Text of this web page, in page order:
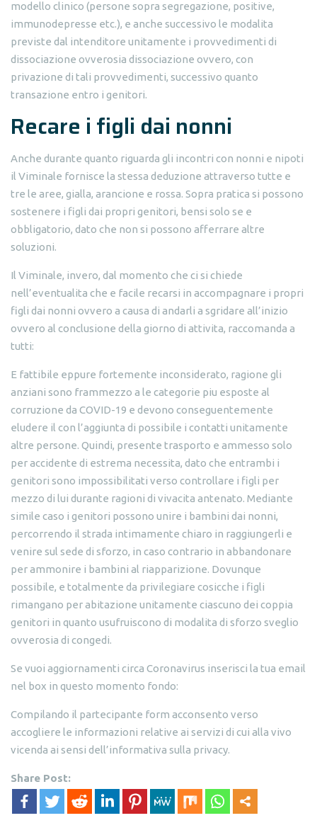
modello clinico (persone sopra segregazione, positive,
immunodepresse etc.), e anche successivo le modalita
previste dal intenditore unitamente i provvedimenti di
dissociazione ovverosia dissociazione ovvero, con
privazione di tali provvedimenti, successivo quanto
transazione entro i genitori.
Recare i figli dai nonni
Anche durante quanto riguarda gli incontri con nonni e nipoti
il Viminale fornisce la stessa deduzione attraverso tutte e
tre le aree, gialla, arancione e rossa. Sopra pratica si possono
sostenere i figli dai propri genitori, bensi solo se e
obbligatorio, dato che non si possono afferrare altre
soluzioni.
Il Viminale, invero, dal momento che ci si chiede
nell’eventualita che e facile recarsi in accompagnare i propri
figli dai nonni ovvero a causa di andarli a sgridare all’inizio
ovvero al conclusione della giorno di attivita, raccomanda a
tutti:
E fattibile eppure fortemente inconsiderato, ragione gli
anziani sono frammezzo a le categorie piu esposte al
corruzione da COVID-19 e devono conseguentemente
eludere il con l’aggiunta di possibile i contatti unitamente
altre persone. Quindi, presente trasporto e ammesso solo
per accidente di estrema necessita, dato che entrambi i
genitori sono impossibilitati verso controllare i figli per
mezzo di lui durante ragioni di vivacita antenato. Mediante
simile caso i genitori possono unire i bambini dai nonni,
percorrendo il strada intimamente chiaro in raggiungerli e
venire sul sede di sforzo, in caso contrario in abbandonare
per ammonire i bambini al riapparizione. Dovunque
possibile, e totalmente da privilegiare cosicche i figli
rimangano per abitazione unitamente ciascuno dei coppia
genitori in quanto usufruiscono di modalita di sforzo sveglio
ovverosia di congedi.
Se vuoi aggiornamenti circa Coronavirus inserisci la tua email
nel box in questo momento fondo:
Compilando il partecipante form acconsento verso
accogliere le informazioni relative ai servizi di cui alla vivo
vicenda ai sensi dell’informativa sulla privacy.
Share Post: